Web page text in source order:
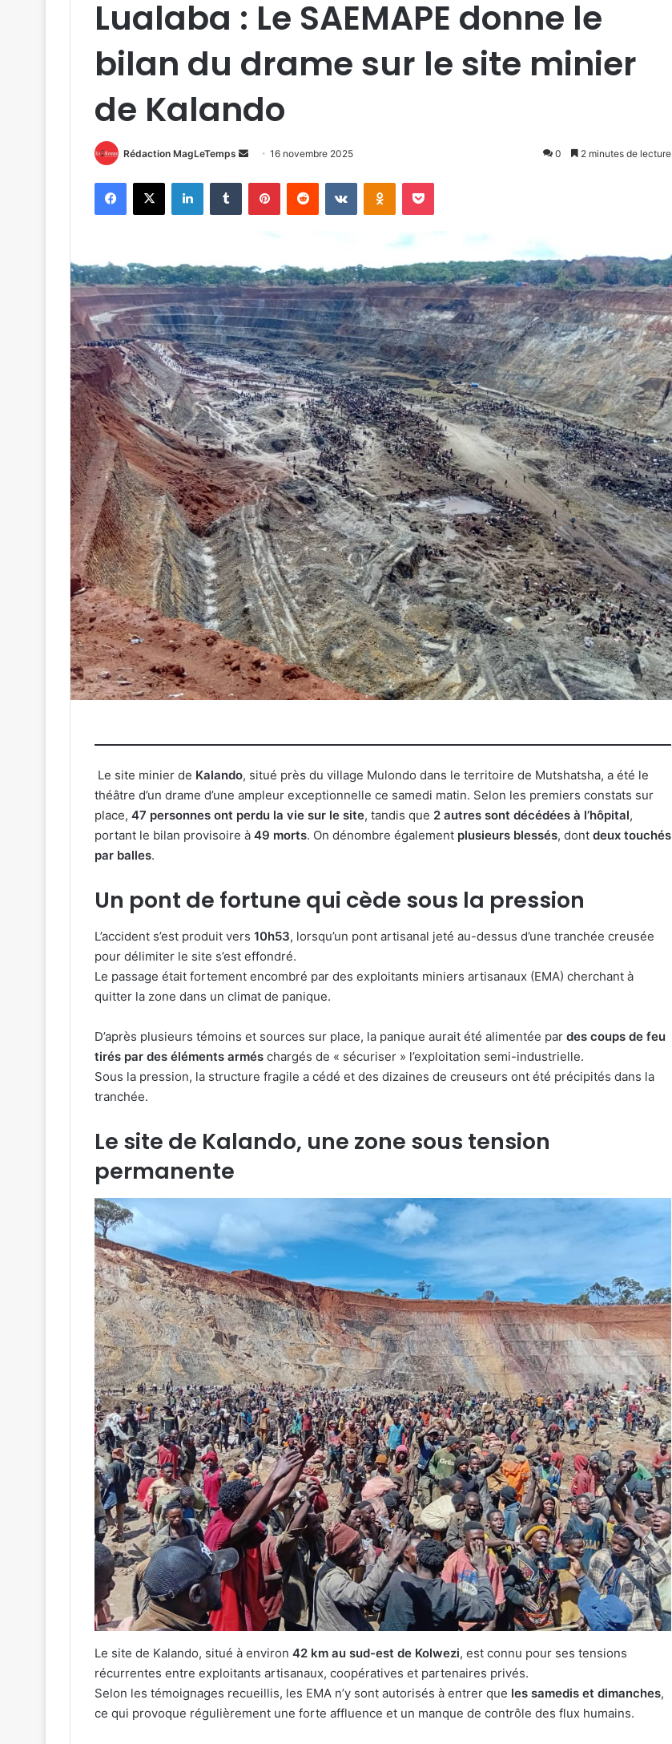
Lualaba : Le SAEMAPE donne le
bilan du drame sur le site minier
de Kalando
Rédaction MagLeTemps
Envoyer
courriel
16 novembre 2025 0 2 minutes de lecture
Facebook
X LinkedinTumblr PinterestReddit VKontakteOdnoklassniki
Pocket
Le site minier de Kalando, situé près du village Mulondo dans le territoire de Mutshatsha, a été le
théâtre d’un drame d’une ampleur exceptionnelle ce samedi matin. Selon les premiers constats sur
place, 47 personnes ont perdu la vie sur le site, tandis que 2 autres sont décédées à l’hôpital,
portant le bilan provisoire à 49 morts. On dénombre également plusieurs blessés, dont deux touchés
par balles.
Un pont de fortune qui cède sous la pression
L’accident s’est produit vers 10h53, lorsqu’un pont artisanal jeté au-dessus d’une tranchée creusée
pour délimiter le site s’est effondré.
Le passage était fortement encombré par des exploitants miniers artisanaux (EMA) cherchant à
quitter la zone dans un climat de panique.
D’après plusieurs témoins et sources sur place, la panique aurait été alimentée par des coups de feu
tirés par des éléments armés chargés de « sécuriser » l’exploitation semi-industrielle.
Sous la pression, la structure fragile a cédé et des dizaines de creuseurs ont été précipités dans la
tranchée.
Le site de Kalando, une zone sous tension
permanente
Le site de Kalando, situé à environ 42 km au sud-est de Kolwezi, est connu pour ses tensions
récurrentes entre exploitants artisanaux, coopératives et partenaires privés.
Selon les témoignages recueillis, les EMA n’y sont autorisés à entrer que les samedis et dimanches,
ce qui provoque régulièrement une forte affluence et un manque de contrôle des flux humains.